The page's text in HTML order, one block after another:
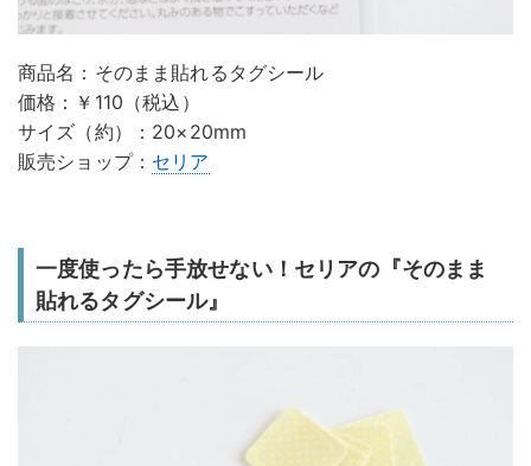
商品名：そのまま貼れるタグシール
価格：￥110（税込）
サイズ（約）：20×20mm
販売ショップ： セリア
一度使ったら手放せない！セリアの『そのまま
貼れるタグシール』